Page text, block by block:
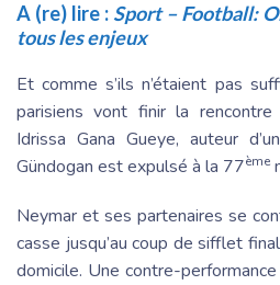
A (re) lire : Sport – Football:
tous les enjeux
Et comme s’ils n’étaient pas
parisiens vont finir la rencontre
Idrissa Gana Gueye, auteur
Gündogan est expulsé à la 77ème
Neymar et ses partenaires se
casse jusqu’au coup de sifflet
domicile. Une contre-